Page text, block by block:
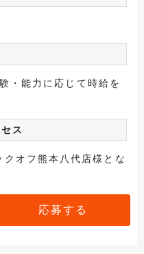
能力に応じて時給を
ス
オフ熊本八代店様とな
応募する